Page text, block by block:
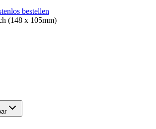
bestellen
(148 x 105mm)